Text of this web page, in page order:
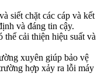
siết chặt các cáp và kết
và đáng tin cậy.
thể cải thiện hiệu suất và
xuyên giúp bảo vệ
hợp xảy ra lỗi máy